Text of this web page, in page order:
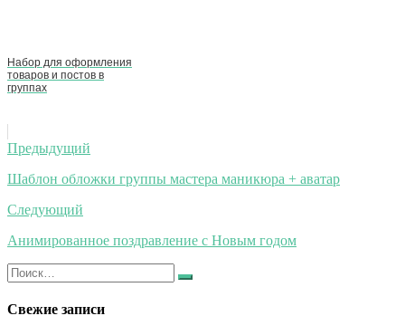
Набор для оформления
товаров и постов в
группах
Навигация
по
записям
Предыдущий
Шаблон обложки группы мастера маникюра + аватар
Следующий
Анимированное поздравление с Новым годом
Искать:
Найти
Свежие записи